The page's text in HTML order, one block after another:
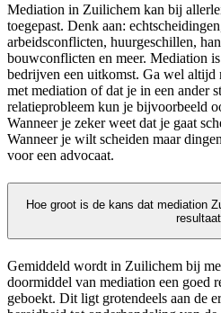
Mediation in Zuilichem kan bij
toegepast. Denk aan:
arbeidsconflicten, huurgeschillen,
bouwconflicten en meer. Mediation
bedrijven een uitkomst. Ga wel
met mediation of dat je in een ander
relatieprobleem kun je bijvoorbeeld
Wanneer je zeker weet dat je gaat
Wanneer je wilt scheiden maar
voor een advocaat.
Hoe groot is de kans dat mediation
Gemiddeld wordt in Zuilichem bij
doormiddel van mediation een goed
geboekt. Dit ligt grotendeels aan de